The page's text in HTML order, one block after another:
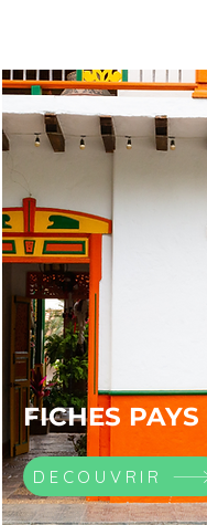
FICHES PAYS
DECOUVRIR